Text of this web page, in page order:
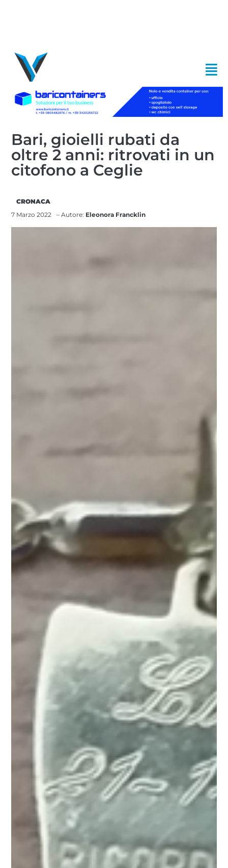
Bari, gioielli rubati da
oltre 2 anni: ritrovati in un
citofono a Ceglie
CRONACA
7 Marzo 2022
– Autore: Eleonora Francklin